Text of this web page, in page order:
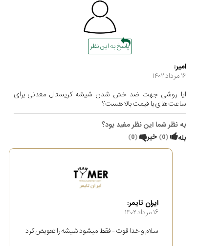
پاسخ به این نظر
امیر:
۱۶ مرداد ۱۴۰۲
ایا روشی جهت ضد خش شدن شیشه کریستال معدنی برای
ساعت های با قیمت بالا هست؟
به نظر شما این نظر مفید بود؟
بله
(
0
) خیر (
0
)
ایران تایمر:
۱۶ مرداد ۱۴۰۲
سلام و خدا قوت - فقط میشود شیشه را تعویض کرد